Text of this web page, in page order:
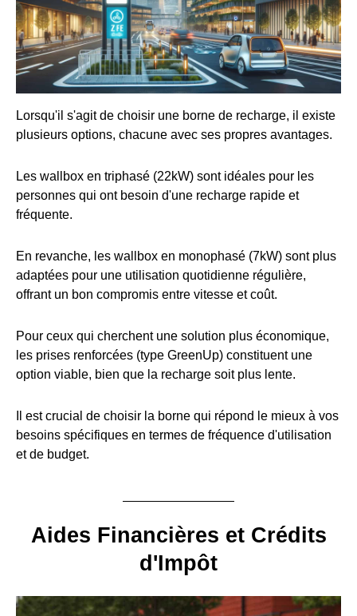
Lorsqu'il s'agit de choisir une borne de recharge, il existe
plusieurs options, chacune avec ses propres avantages.
Les wallbox en triphasé (22kW) sont idéales pour les
personnes qui ont besoin d'une recharge rapide et
fréquente.
En revanche, les wallbox en monophasé (7kW) sont plus
adaptées pour une utilisation quotidienne régulière,
offrant un bon compromis entre vitesse et coût.
Pour ceux qui cherchent une solution plus économique,
les prises renforcées (type GreenUp) constituent une
option viable, bien que la recharge soit plus lente.
Il est crucial de choisir la borne qui répond le mieux à vos
besoins spécifiques en termes de fréquence d'utilisation
et de budget.
Aides Financières et Crédits
d'Impôt